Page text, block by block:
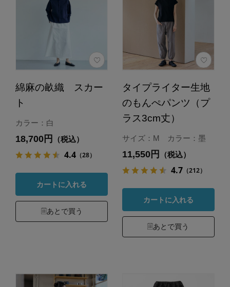
綿麻の畝織 スカー
ト
カラー：白
18,700円 （税込）
4.4（28）
カートに入れる
あとで買う
タイプライター生地
のもんぺパンツ（プ
ラス3cm丈）
サイズ：M カラー：墨
11,550円 （税込）
4.7（212）
カートに入れる
あとで買う